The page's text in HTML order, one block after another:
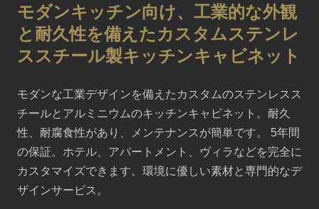
モダンキッチン向け、工業的な外観
と耐久性を備えたカスタムステンレ
ススチール製キッチンキャビネット
モダンな工業デザインを備えたカスタムのステンレスス
チールとアルミニウムのキッチンキャビネット。耐久
性、耐腐食性があり、メンテナンスが簡単です。 5年間
の保証。ホテル、アパートメント、ヴィラなどを完全に
カスタマイズできます。環境に優しい素材と専門的なデ
ザインサービス。